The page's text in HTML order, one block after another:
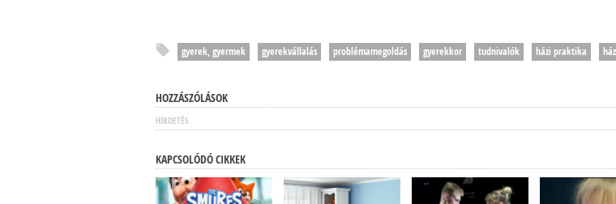
gyerek, gyermek gyerekvállalás problémamegoldás gyerekkor tudnivalók házi praktika
HOZZÁSZÓLÁSOK
HÍRDETÉS
KAPCSOLÓDÓ CIKKEK